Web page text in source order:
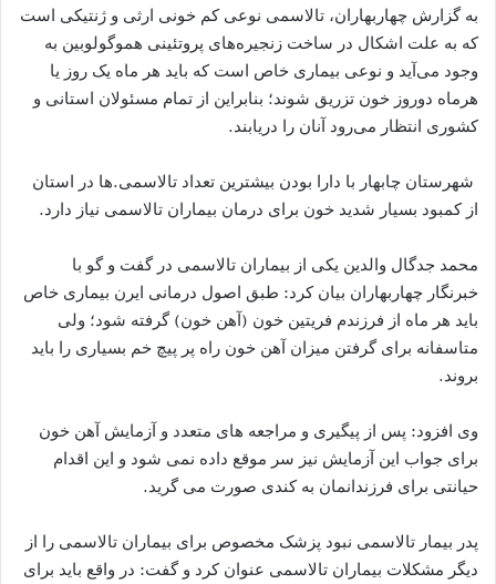
به گزارش چهاربهاران، تالاسمی نوعی کم‌ خونی ارثی و ژنتیکی است
که به علت اشکال در ساخت زنجیره‌های پروتئینی هموگولوبین به
وجود می‌آید و نوعی بیماری خاص است که باید هر ماه یک روز یا
هرماه دوروز خون تزریق شوند؛ بنابراین از تمام مسئولان استانی و
کشوری انتظار می‌رود آنان را دریابند.
‍ شهرستان چابهار با دارا بودن بیشترین تعداد تالاسمی.ها در استان
از کمبود بسیار شدید خون برای درمان بیماران تالاسمی نیاز دارد.
محمد جدگال والدین یکی از بیماران تالاسمی در گفت و گو با
خبرنگار چهاربهاران بیان کرد: طبق اصول درمانی ایرن بیماری خاص
باید هر ماه از فرزندم فریتین خون (آهن خون) گرفته شود؛ ولی
متاسفانه برای گرفتن میزان آهن خون راه پر پیچ خم بسیاری را باید
بروند.
وی افزود: پس از پیگیری و مراجعه های متعدد و آزمایش آهن خون
برای جواب این آزمایش نیز سر موقع داده نمی شود و این اقدام
حیانتی برای فرزندانمان به کندی صورت می گرید.
پدر بیمار تالاسمی نبود پزشک مخصوص برای بیماران تالاسمی را از
دیگر مشکلات بیماران تالاسمی عنوان کرد و گفت: در واقع باید برای